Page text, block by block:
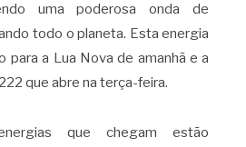
uma poderosa onda de
todo o planeta. Esta energia
para a Lua Nova de amanhã e a
que abre na terça-feira.
que chegam estão